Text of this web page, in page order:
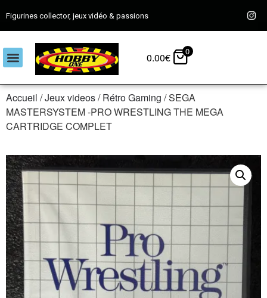
Figurines collector, jeux vidéo & passions
0.00€ 0
Accueil /Jeux videos/Rétro Gaming / SEGA
MASTERSYSTEM -PRO WRESTLING THE MEGA
CARTRIDGE COMPLET